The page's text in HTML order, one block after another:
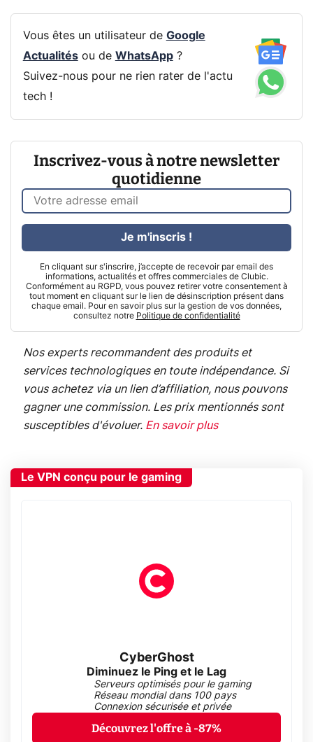
Vous êtes un utilisateur de Google
Actualitésou de WhatsApp?
Suivez-nous pour ne rien rater de l'actu
tech !
Inscrivez-vous à notre newsletter
quotidienne
En cliquant sur s'inscrire, j’accepte de recevoir par email des
informations, actualités et offres commerciales de Clubic.
Conformément au RGPD, vous pouvez retirer votre consentement à
tout moment en cliquant sur le lien de désinscription présent dans
chaque email. Pour en savoir plus sur la gestion de vos données,
consultez notre Politique de confidentialité
Je m'inscris !
Nos experts recommandent des produits et
services technologiques en toute indépendance. Si
vous achetez via un lien d’affiliation, nous pouvons
gagner une commission. Les prix mentionnés sont
susceptibles d'évoluer. En savoir plus
Le VPN conçu pour le gaming
CyberGhost
Diminuez le Ping et le Lag
Serveurs optimisés pour le gaming
Réseau mondial dans 100 pays
Connexion sécurisée et privée
Découvrez l'offre à -87%